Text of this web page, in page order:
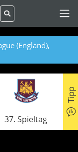
(England),
37. Spieltag
Tipp